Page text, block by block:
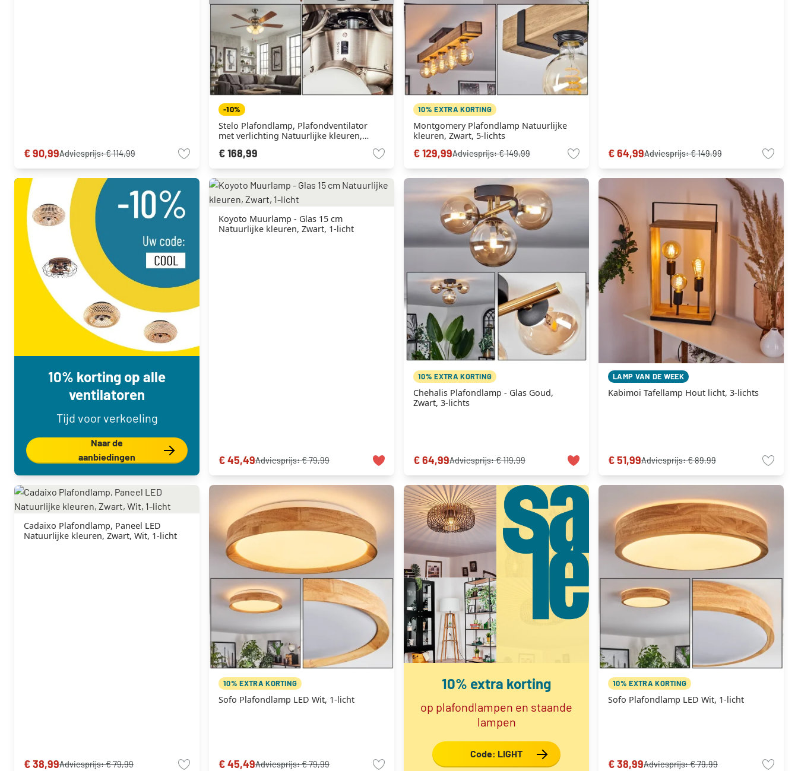
€ 90,99Adviesprijs:€ 114,99
-10%
Stelo Plafondlamp, Plafondventilator
met verlichting Natuurlijke kleuren,
€ 168,99
10% EXTRA KORTING
Montgomery Plafondlamp Natuurlijke
kleuren, Zwart, 5-lichts
€ 129,99Adviesprijs:€ 149,99 € 64,99Adviesprijs:€ 149,99
10% korting op alle
ventilatoren
Tijd voor verkoeling
Naar de
aanbiedingen
Koyoto Muurlamp - Glas 15 cm
Natuurlijke kleuren, Zwart, 1-licht
€ 45,49Adviesprijs:€ 79,99
10% EXTRA KORTING
Chehalis Plafondlamp - Glas Goud,
Zwart, 3-lichts
€ 64,99Adviesprijs:€ 119,99
LAMP VAN DE WEEK
Kabimoi Tafellamp Hout licht, 3-lichts
€ 51,99Adviesprijs:€ 89,99
Cadaixo Plafondlamp, Paneel LED
Natuurlijke kleuren, Zwart, Wit, 1-licht
€ 38,99Adviesprijs:€ 79,99
10% EXTRA KORTING
Sofo Plafondlamp LED Wit, 1-licht
€ 45,49Adviesprijs:€ 79,99
10% extra korting
op plafondlampen en staande
lampen
Code: LIGHT
10% EXTRA KORTING
Sofo Plafondlamp LED Wit, 1-licht
€ 38,99Adviesprijs:€ 79,99